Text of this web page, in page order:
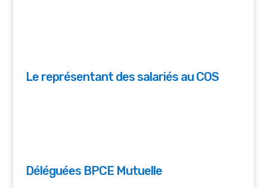
Le représentant des salariés au COS
Déléguées BPCE Mutuelle